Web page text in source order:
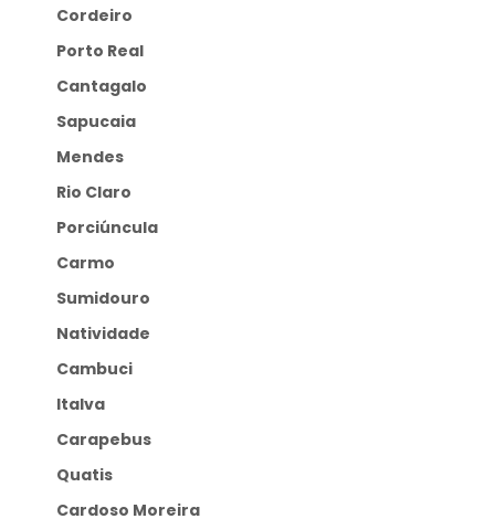
Cordeiro
Porto Real
Cantagalo
Sapucaia
Mendes
Rio Claro
Porciúncula
Carmo
Sumidouro
Natividade
Cambuci
Italva
Carapebus
Quatis
Cardoso Moreira